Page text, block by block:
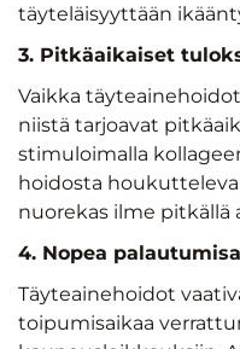
täyteläisyyttään
3. Pitkäaikaiset
Vaikka
niistä tarjoavat
stimuloimalla
hoidosta
nuorekas ilme pitkällä
4. Nopea
Täyteainehoidot
toipumisaikaa